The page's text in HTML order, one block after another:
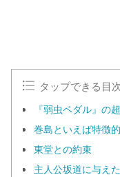
タップできる目
『弱虫ペダル』の
巻島といえば特徴
東堂との約束
主人公坂道に与え